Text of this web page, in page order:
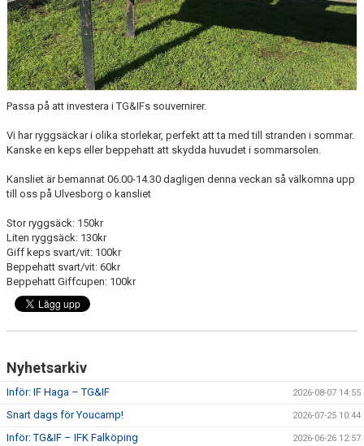
Passa på att investera i TG&IFs souvernirer.
Vi har ryggsäckar i olika storlekar, perfekt att ta med till stranden i sommar.
Kanske en keps eller beppehatt att skydda huvudet i sommarsolen.
Kansliet är bemannat 06.00-14.30 dagligen denna veckan så välkomna upp
till oss på Ulvesborg o kansliet
Stor ryggsäck: 150kr
Liten ryggsäck: 130kr
Giff keps svart/vit: 100kr
Beppehatt svart/vit: 60kr
Beppehatt Giffcupen: 100kr
Nyhetsarkiv
Inför: IF Haga – TG&IF 2026-08-07 14:55
Snart dags för Youcamp! 2026-07-25 10:44
Inför: TG&IF – IFK Falköping 2026-06-26 12:57